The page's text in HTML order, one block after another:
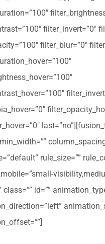
filter_invert=”0″
filter_blur=”0″
rule_size=””
id=””